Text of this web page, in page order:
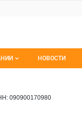
fruitinfo.ru
fruitinfo.ru
компаний
НОВОСТИ
ХУБИЕВ
090900170980